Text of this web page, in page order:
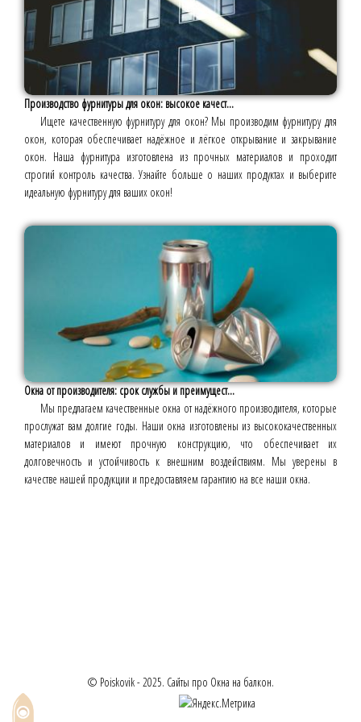
Производство фурнитуры для окон: высокое качест...
Ищете качественную фурнитуру для окон? Мы производим фурнитуру для
окон, которая обеспечивает надёжное и лёгкое открывание и закрывание
окон. Наша фурнитура изготовлена из прочных материалов и проходит
строгий контроль качества. Узнайте больше о наших продуктах и выберите
идеальную фурнитуру для ваших окон!
Окна от производителя: срок службы и преимущест...
Мы предлагаем качественные окна от надёжного производителя, которые
прослужат вам долгие годы. Наши окна изготовлены из высококачественных
материалов и имеют прочную конструкцию, что обеспечивает их
долговечность и устойчивость к внешним воздействиям. Мы уверены в
качестве нашей продукции и предоставляем гарантию на все наши окна.
© Poiskovik - 2025. Сайты про Окна на балкон.